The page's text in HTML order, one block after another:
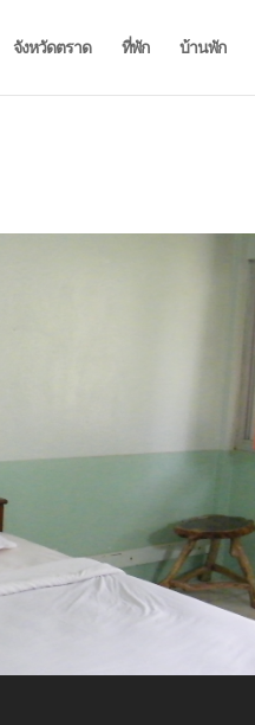
จังหวัดตราด ที่พัก บ้านพัก